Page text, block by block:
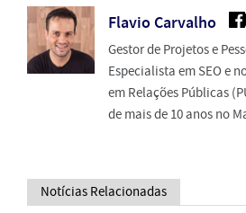
Flavio Carvalho
Gestor de Projetos e
Especialista em SEO e
em Relações Públicas
de mais de 10 anos no
Notícias Relacionadas